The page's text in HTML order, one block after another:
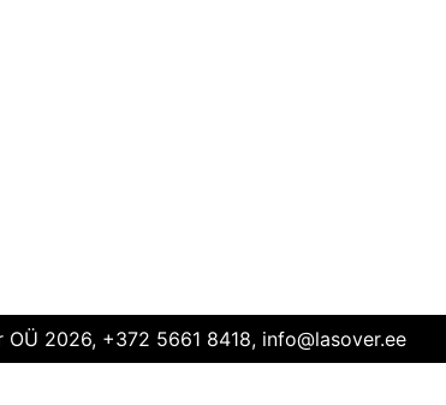
2026, +372 5661 8418, info@lasover.ee